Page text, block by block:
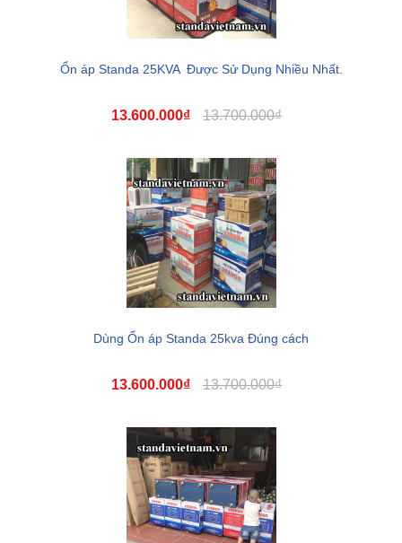
Ổn áp Standa 25KVA Được Sử Dụng Nhiều Nhất.
13.600.000₫ 13.700.000₫
Dùng Ổn áp Standa 25kva Đúng cách
13.600.000₫ 13.700.000₫